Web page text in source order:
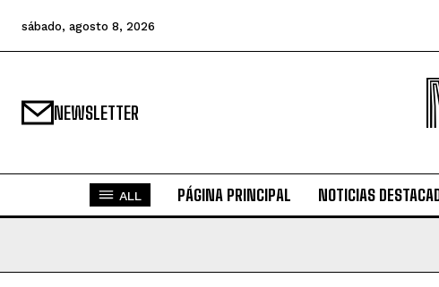
sábado, agosto 8, 2026
NEWSLETTER
ALL PÁGINA PRINCIPAL NOTICIAS